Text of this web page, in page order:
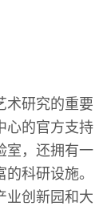
术研究的重要
心的官方支持
室，还拥有一
科研设施。
业创新园和大